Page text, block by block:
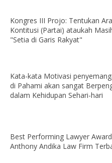
Kongres III Projo: Tentukan
Kontitusi (Partai) ataukah
"Setia di Garis Rakyat"
Kata-kata Motivasi
di Pahami akan sangat
dalam Kehidupan Sehari-hari
Best Performing Lawyer
Anthony Andika Law Firm